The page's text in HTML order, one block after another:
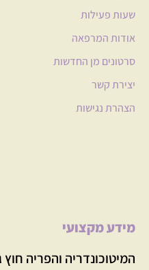
שעות פעילות
אודות המרפאה
סרטונים מן החדשות
יצירת קשר
הצהרת נגישות
מידע מקצועי
המיטוכונדריה והפריה חוץ